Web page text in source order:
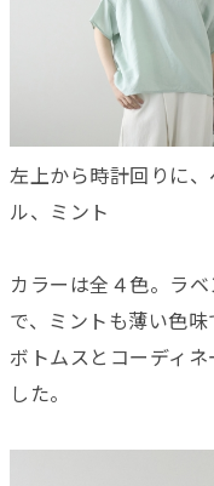
左上から時計回りに
ル、ミント
カラーは全４色。ラ
で、ミントも薄い色
ボトムスとコーディ
した。